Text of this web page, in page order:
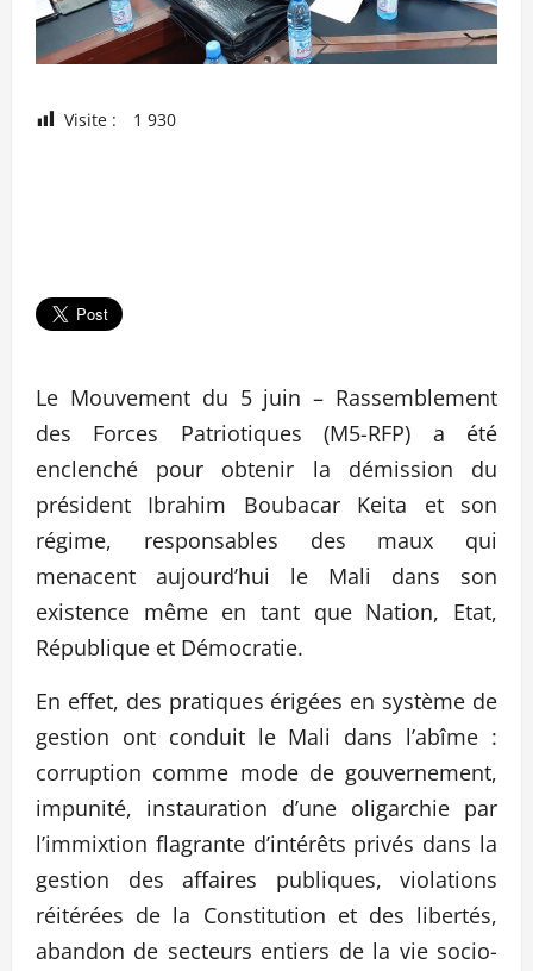
Visite : 1 930
Le Mouvement du 5 juin – Rassemblement
des Forces Patriotiques (M5-RFP) a été
enclenché pour obtenir la démission du
président Ibrahim Boubacar Keita et son
régime, responsables des maux qui
menacent aujourd’hui le Mali dans son
existence même en tant que Nation, Etat,
République et Démocratie.
En effet, des pratiques érigées en système de
gestion ont conduit le Mali dans l’abîme :
corruption comme mode de gouvernement,
impunité, instauration d’une oligarchie par
l’immixtion flagrante d’intérêts privés dans la
gestion des affaires publiques, violations
réitérées de la Constitution et des libertés,
abandon de secteurs entiers de la vie socio-